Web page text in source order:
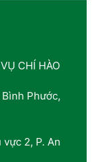
CHÍ HÀO
Phước,
2, P. An